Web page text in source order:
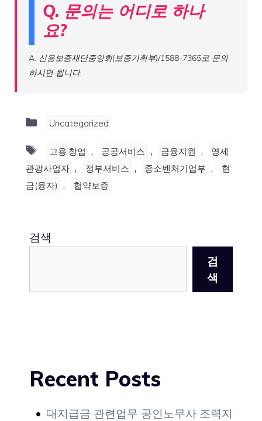
Q. 문의는 어디로 하나
요?
A. 신용보증재단중앙회(보증기획부)/1588-7365로 문의
하시면 됩니다.
Categories
Uncategorized
Tags
고용·창업 , 공공서비스 , 금융지원 ,
영세
관광사업자 , 정부서비스 , 중소벤처기업부 ,
현
금(융자) , 협약보증
검색
검
색
Recent Posts
대지급금 관련업무 공인노무사 조력지